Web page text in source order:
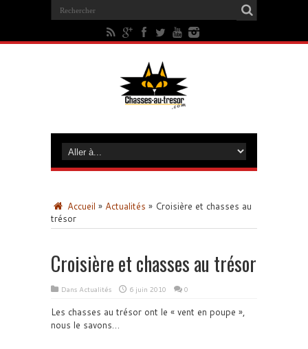
Accueil » Actualités » Croisière et chasses au
trésor
Croisière et chasses au trésor
Dans Actualités 6 juin 2010 0
Les chasses au trésor ont le « vent en poupe »,
nous le savons…